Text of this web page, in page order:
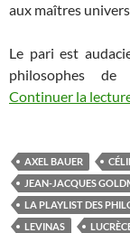
aux maîtres
Le pari est
philosophes
Continuer la
AXEL BAUER
JEAN-JACQUES
LA PLAYLIST DES
LEVINAS